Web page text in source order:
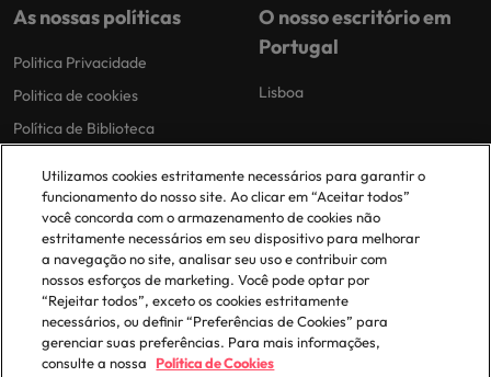
As nossas políticas
Politica Privacidade
Politica de cookies
Política de Biblioteca
O nosso escritório em
Portugal
Lisboa
© 2025 Robert Walters Plc. All Rights Reserved.
Utilizamos cookies estritamente necessários para garantir o
funcionamento do nosso site. Ao clicar em “Aceitar todos”
você concorda com o armazenamento de cookies não
estritamente necessários em seu dispositivo para melhorar
a navegação no site, analisar seu uso e contribuir com
nossos esforços de marketing. Você pode optar por
“Rejeitar todos”, exceto os cookies estritamente
necessários, ou definir “Preferências de Cookies” para
gerenciar suas preferências. Para mais informações,
consulte a nossa
Política de Cookies